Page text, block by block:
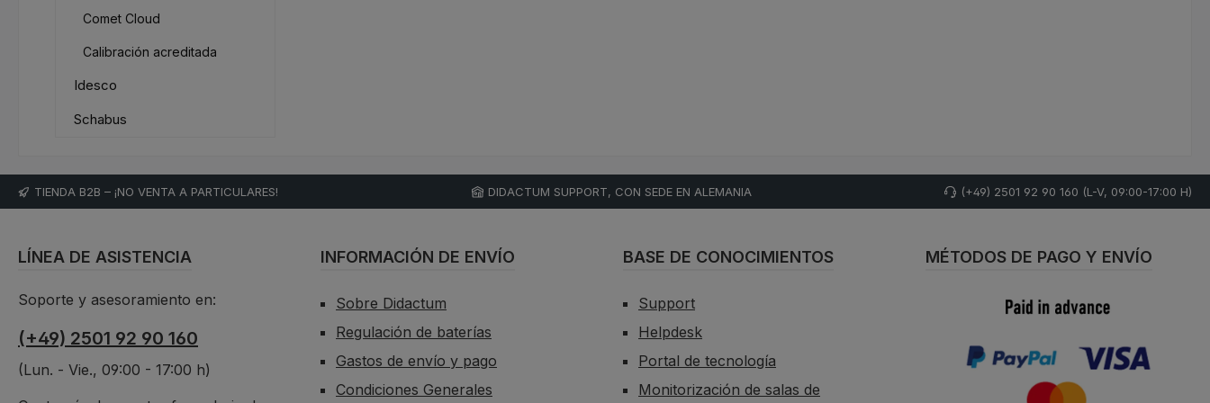
Comet Cloud
Calibración acreditada
Idesco
Schabus
TIENDA B2B – ¡NO VENTA A PARTICULARES! DIDACTUM SUPPORT, CON SEDE EN ALEMANIA (+49) 2501 92 90 160 (L-V, 09:00-17:00 H)
LÍNEA DE ASISTENCIA
Soporte y asesoramiento en:
(+49) 2501 92 90 160
(Lun. - Vie., 09:00 - 17:00 h)
INFORMACIÓN DE ENVÍO
Sobre Didactum
Regulación de baterías
Gastos de envío y pago
Condiciones Generales
BASE DE CONOCIMIENTOS
Support
Helpdesk
Portal de tecnología
Monitorización de salas de
MÉTODOS DE PAGO Y ENVÍO